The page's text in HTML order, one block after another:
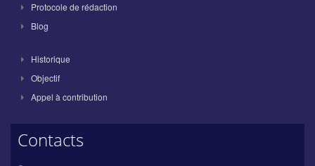
Protocole de rédaction
Blog
Historique
Objectif
Appel à contribution
Contacts